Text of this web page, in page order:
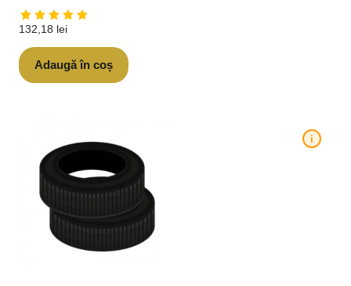
132,18 lei
Adaugă în coș
i